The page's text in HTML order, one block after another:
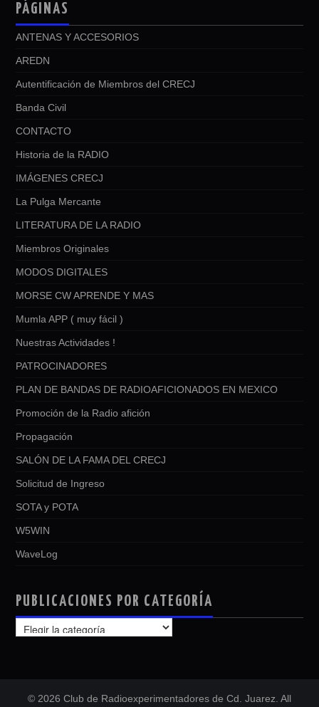
PÁGINAS
ANTENAS Y ACCESORIOS
AREDN
Autentificación de Miembros del CRECJ
Banda Civil
CONTACTO
Historia de la RADIO
IMÁGENES CRECJ
La Pulga Mercante
LITERATURA DE LA RADIO
Miembros Originales
MODOS DIGITALES
MORSE CW APRENDE Y MAS
Mumla APP ( muy fácil )
Nuestras Actividades !
PATROCINADORES
PLAN DE BANDAS DE RADIOAFICIONADOS EN MEXICO
Promoción de la Radio afición
Propagación
SALÓN DE LA FAMA DEL CRECJ
Solicitud de Ingreso
SOTA y POTA
W5WIN
WaveLog
PUBLICACIONES POR CATEGORÍA
PUBLICACIONES
POR
© 2026 Club de Radioexperimentadores de Cd. Juarez. All